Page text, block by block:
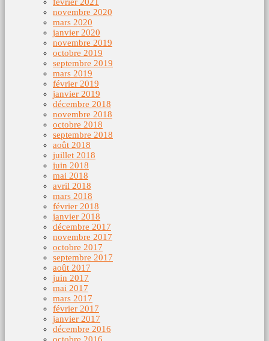
février 2021
novembre 2020
mars 2020
janvier 2020
novembre 2019
octobre 2019
septembre 2019
mars 2019
février 2019
janvier 2019
décembre 2018
novembre 2018
octobre 2018
septembre 2018
août 2018
juillet 2018
juin 2018
mai 2018
avril 2018
mars 2018
février 2018
janvier 2018
décembre 2017
novembre 2017
octobre 2017
septembre 2017
août 2017
juin 2017
mai 2017
mars 2017
février 2017
janvier 2017
décembre 2016